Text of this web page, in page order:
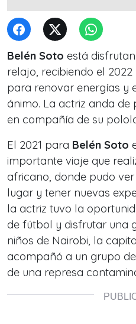
Belén Soto está
relajo, recibiendo el
para renovar energías y
ánimo. La actriz anda de
en compañía de su
El 2021 para Belén Soto
importante viaje que
africano, donde pudo
lugar y tener nuevas
la actriz tuvo la
de fútbol y disfrutar una
niños de Nairobi, la
acompañó a un grupo
de una represa